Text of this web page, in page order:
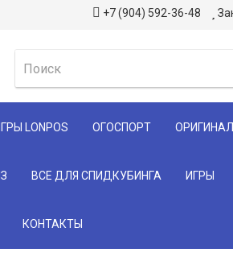
+7 (904) 592-36-48
LONPOS ОГОСПОРТ
ВСЕ ДЛЯ СПИДКУБИНГА ИГРЫ
КОНТАКТЫ